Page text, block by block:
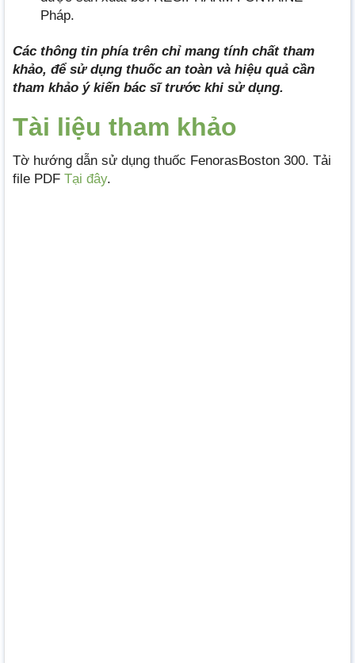
Pháp.
Các thông tin phía trên chỉ mang tính chất tham
khảo, để sử dụng thuốc an toàn và hiệu quả cần
tham khảo ý kiến bác sĩ trước khi sử dụng.
Tài liệu tham khảo
Tờ hướng dẫn sử dụng thuốc FenorasBoston 300. Tải
file PDF Tại đây.